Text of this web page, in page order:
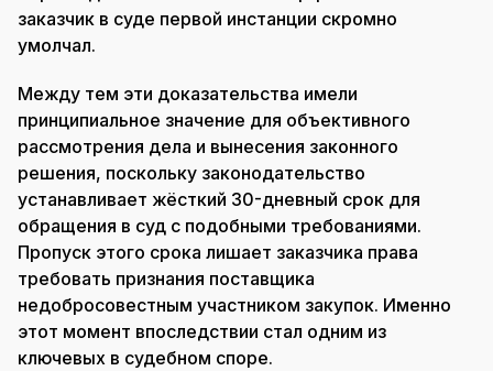
заказчик в суде первой инстанции скромно
умолчал.
Между тем эти доказательства имели
принципиальное значение для объективного
рассмотрения дела и вынесения законного
решения, поскольку законодательство
устанавливает жёсткий 30-дневный срок для
обращения в суд с подобными требованиями.
Пропуск этого срока лишает заказчика права
требовать признания поставщика
недобросовестным участником закупок. Именно
этот момент впоследствии стал одним из
ключевых в судебном споре.